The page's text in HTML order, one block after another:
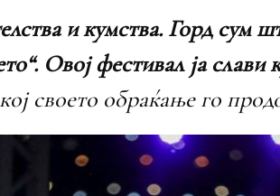
и кумства. Горд сум
Овој фестивал ја слави
своето обраќање го